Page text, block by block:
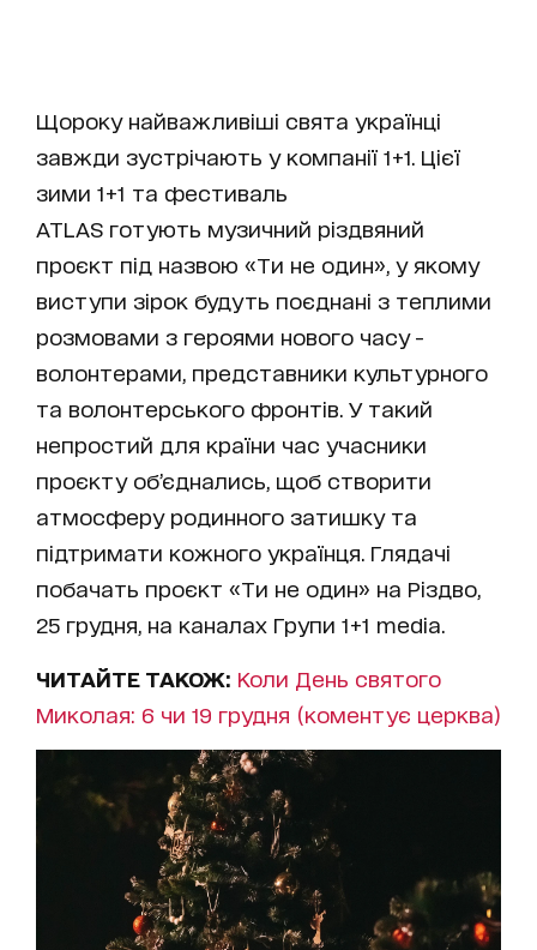
Щороку найважливіші свята українці
завжди зустрічають у компанії 1+1. Цієї
зими 1+1 та фестиваль
ATLAS готують музичний різдвяний
проєкт під назвою «Ти не один», у якому
виступи зірок будуть поєднані з теплими
розмовами з героями нового часу -
волонтерами, представники культурного
та волонтерського фронтів. У такий
непростий для країни час учасники
проєкту об’єднались, щоб створити
атмосферу родинного затишку та
підтримати кожного українця. Глядачі
побачать проєкт «Ти не один» на Різдво,
25 грудня, на каналах Групи 1+1 media.
ЧИТАЙТЕ ТАКОЖ: Коли День святого
Миколая: 6 чи 19 грудня (коментує церква)